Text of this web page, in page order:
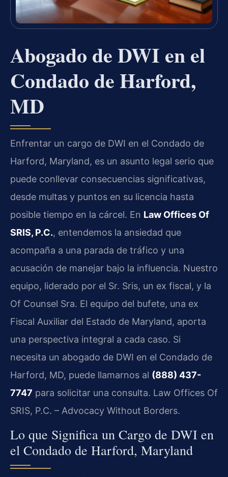
Abogado de DWI en el
Condado de Harford,
MD
Enfrentar un cargo de DWI en el Condado de
Harford, Maryland, es un asunto legal serio que
puede conllevar consecuencias significativas,
desde multas y puntos en su licencia hasta
posible tiempo en la cárcel. En Law Offices Of
SRIS, P.C., entendemos la ansiedad que
acompaña a una parada de tráfico y una
acusación de manejar bajo la influencia. Nuestro
equipo, liderado por el Sr. Sris, un ex fiscal, y la
Of Counsel Sra. El equipo del bufete, una ex
Fiscal Auxiliar del Estado de Maryland, aporta
una perspectiva integral a cada caso. Si
necesita un abogado de DWI en el Condado de
Harford, MD, puede llamarnos al (888) 437-
7747 para solicitar una consulta. Law Offices Of
SRIS, P.C. – Advocacy Without Borders.
Lo que Significa un Cargo de DWI en
el Condado de Harford, Maryland